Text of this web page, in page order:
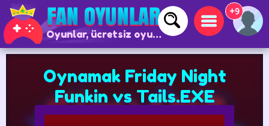
Oyunlar, ücretsiz oyunlar ve çevrimiçi oyunlar
+9
Oynamak Friday Night
Funkin vs Tails.EXE